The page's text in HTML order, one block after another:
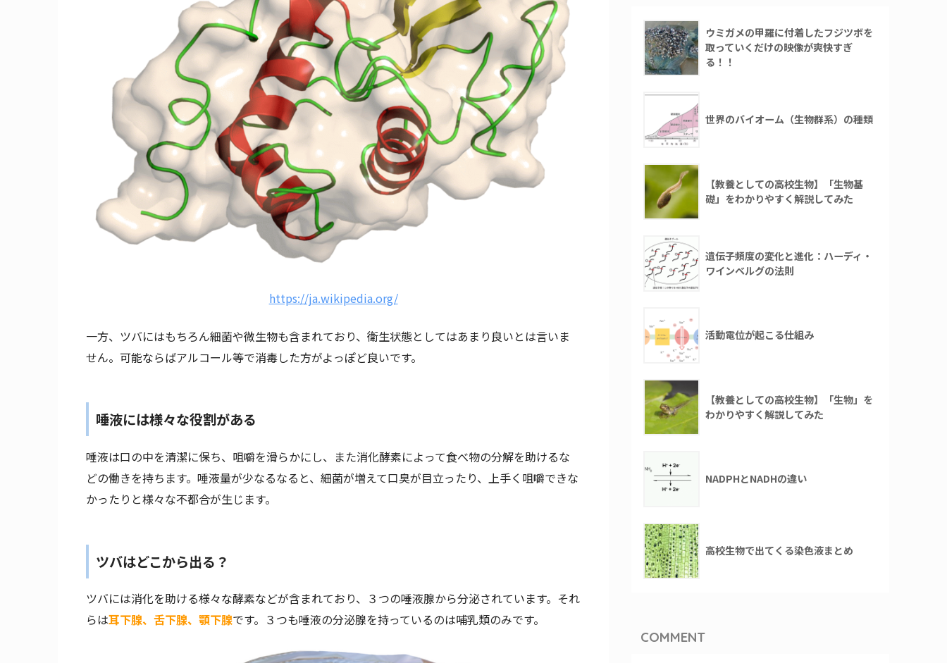
https://ja.wikipedia.org/
一方、ツバにはもちろん細菌や微生物も含まれており、衛生状態としてはあまり良いとは言いま
せん。可能ならばアルコール等で消毒した方がよっぽど良いです。
唾液には様々な役割がある
唾液は口の中を清潔に保ち、咀嚼を滑らかにし、また消化酵素によって食べ物の分解を助けるな
どの働きを持ちます。唾液量が少なるなると、細菌が増えて口臭が目立ったり、上手く咀嚼できな
かったりと様々な不都合が生じます。
ツバはどこから出る？
ツバには消化を助ける様々な酵素などが含まれており、３つの唾液腺から分泌されています。それ
らは耳下腺、舌下腺、顎下腺です。３つも唾液の分泌腺を持っているのは哺乳類のみです。
ウミガメの甲羅に付着したフジツボを
取っていくだけの映像が爽快すぎ
る！！
世界のバイオーム（生物群系）の種類
【教養としての高校生物】「生物基
礎」をわかりやすく解説してみた
遺伝子頻度の変化と進化：ハーディ・
ワインベルグの法則
活動電位が起こる仕組み
【教養としての高校生物】「生物」を
わかりやすく解説してみた
NADPHとNADHの違い
高校生物で出てくる染色液まとめ
COMMENT